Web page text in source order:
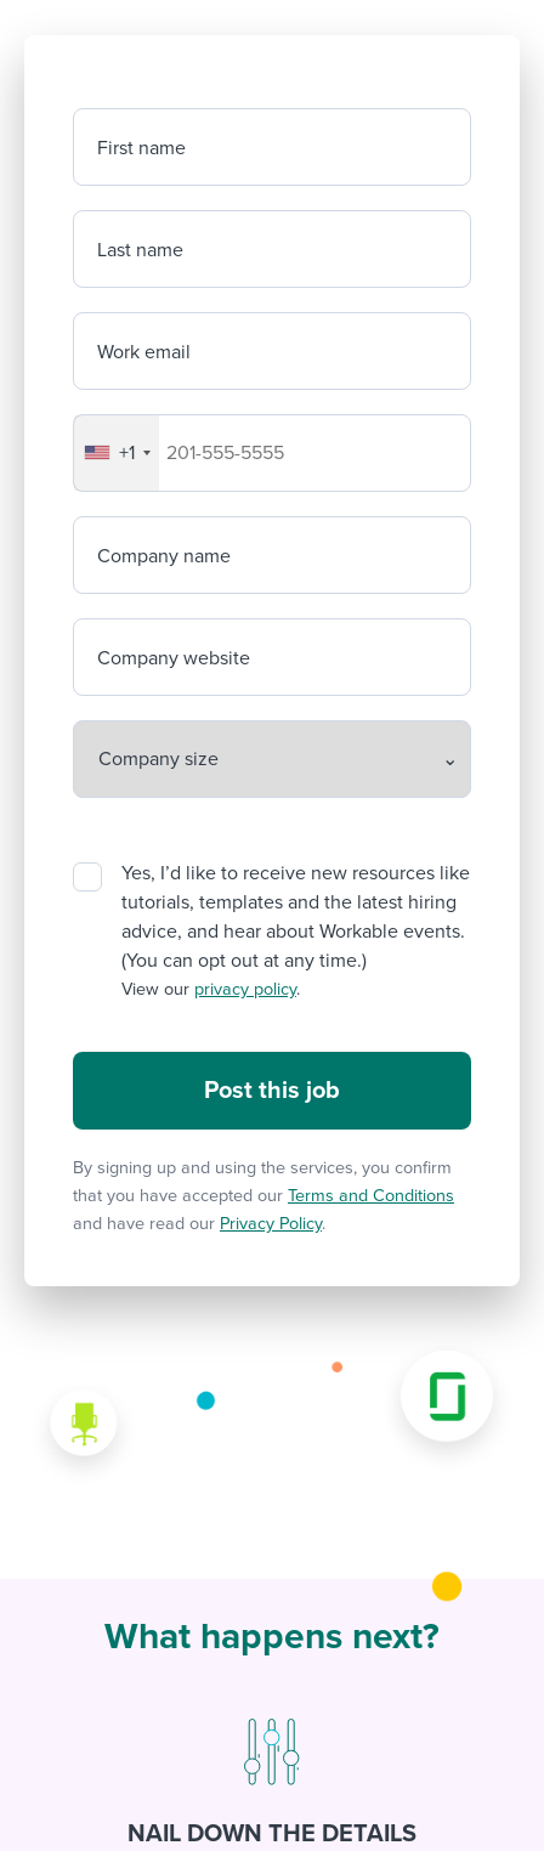
First name
Last name
Work email
Your company's phone number
+1
Company name
Company website
Yes, I’d like to receive new resources like
tutorials, templates and the latest hiring
advice, and hear about Workable events.
(You can opt out at any time.)
View our privacy policy.
By signing up and using the services, you confirm
that you have accepted our Terms and Conditions
and have read our Privacy Policy.
What happens next?
NAIL DOWN THE DETAILS